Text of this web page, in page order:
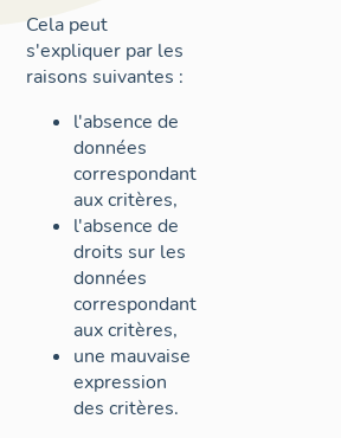
Cela peut
s'expliquer par les
raisons suivantes :
l'absence de
données
correspondant
aux critères,
l'absence de
droits sur les
données
correspondant
aux critères,
une mauvaise
expression
des critères.